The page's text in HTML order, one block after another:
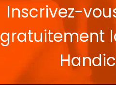
Inscrivez-
gratuitement